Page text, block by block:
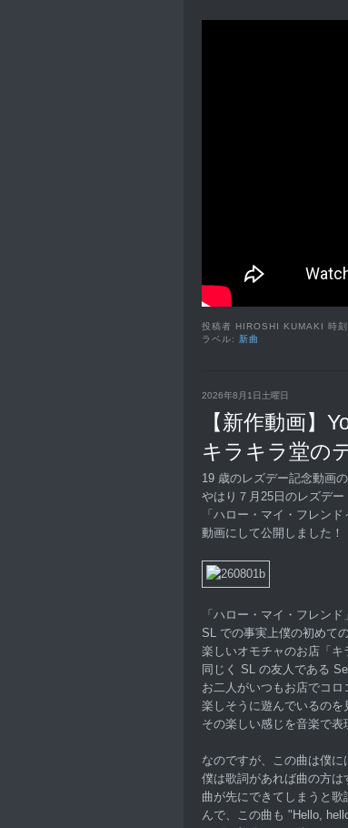
投稿者 HIROSHI KUMAKI 時
ラベル:新曲
2026年8月1日土曜日
【新作動画】
キラキラ堂の
19 歳のレズデー記念動画
やはり７月25日のレズデ
「ハロー・マイ・フレン
動画にして公開しました！
「ハロー・マイ・フレンド
SL での事実上僕の初めて
楽しいオモチャのお店「キ
同じく SL の友人である
お二人がいつもお店でコロ
楽しそうに遊んでいるのを
その楽しい感じを音楽で表
なのですが、この曲は僕に
僕は歌詞があれば曲の方は
曲が先にできてしまうと歌
んで、この曲も "Hello,